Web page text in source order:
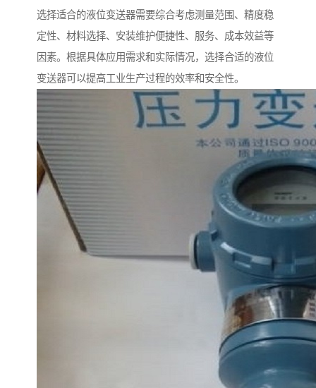
选择适合的液位变送器需要综合考虑测量范围、精度稳
定性、材料选择、安装维护便捷性、服务、成本效益等
因素。根据具体应用需求和实际情况，选择合适的液位
变送器可以提高工业生产过程的效率和安全性。